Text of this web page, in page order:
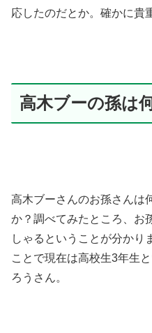
応したのだとか。確かに貴
高木ブーの孫は
高木ブーさんのお孫さんは
か？調べてみたところ、お
しゃるということが分かり
ことで現在は高校生3年生
ろうさん。